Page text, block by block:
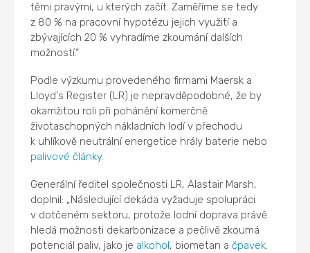
těmi pravými, u kterých začít. Zaměříme se tedy
z 80 % na pracovní hypotézu jejich využití a
zbývajících 20 % vyhradíme zkoumání dalších
možností.“
Podle výzkumu provedeného firmami Maersk a
Lloyd's Register (LR) je nepravděpodobné, že by
okamžitou roli při pohánění komerčně
životaschopných nákladních lodí v přechodu
k uhlíkově neutrální energetice hrály baterie nebo
palivové články.
Generální ředitel společnosti LR, Alastair Marsh,
doplnil: „Následující dekáda vyžaduje spolupráci
v dotčeném sektoru, protože lodní doprava právě
hledá možnosti dekarbonizace a pečlivě zkoumá
potenciál paliv, jako je alkohol , biometan ačpavek.